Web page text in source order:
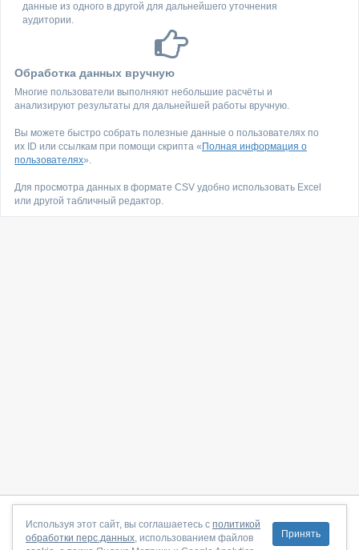
данные из одного в другой для дальнейшего уточнения
аудитории.
Обработка данных вручную
Многие пользователи выполняют небольшие расчёты и
анализируют результаты для дальнейшей работы вручную.
Вы можете быстро собрать полезные данные о пользователях по
их ID или ссылкам при помощи скрипта « Полная информация о
пользователях».
Для просмотра данных в формате CSV удобно использовать Excel
или другой табличный редактор.
О сайте|С чего начать|Контакты|Партнёрская программа
Договор-оферта|Политика конфиденциальности
Принять
Используя этот сайт, вы соглашаетесь с политикой
обработки перс.данных, использованием файлов